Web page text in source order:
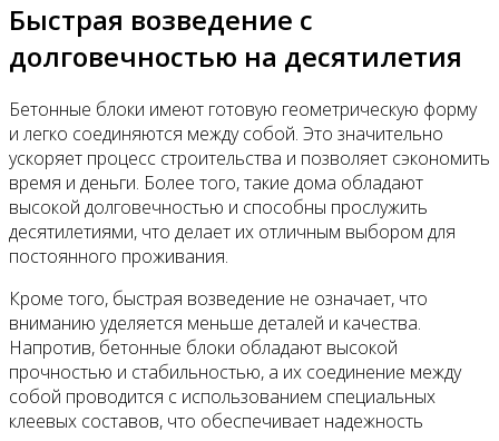
Быстрая возведение с
долговечностью на десятилетия
Бетонные блоки имеют готовую геометрическую форму
и легко соединяются между собой. Это значительно
ускоряет процесс строительства и позволяет сэкономить
время и деньги. Более того, такие дома обладают
высокой долговечностью и способны прослужить
десятилетиями, что делает их отличным выбором для
постоянного проживания.
Кроме того, быстрая возведение не означает, что
вниманию уделяется меньше деталей и качества.
Напротив, бетонные блоки обладают высокой
прочностью и стабильностью, а их соединение между
собой проводится с использованием специальных
клеевых составов, что обеспечивает надежность